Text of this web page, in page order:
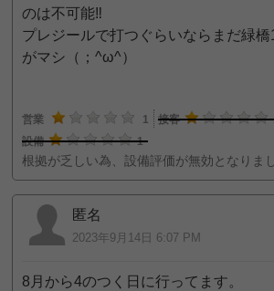
のは不可能‼️
プレジールで打つぐらいならまだ緑
がマシ（；^ω^）
営業 1 接客
設備
1
根拠が乏しい為、設備評価が無効となりま
匿名
2023年9月14日 6:07 PM
8月から4のつく日に行ってます。